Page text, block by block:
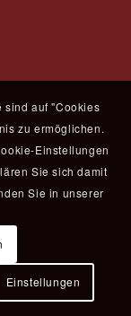
sind auf "Cookies
zu ermöglichen.
Einstellungen
Sie sich damit
Sie in unserer
Einstellungen